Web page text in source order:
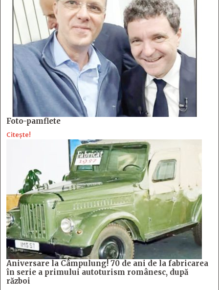
Foto-pamflete
Citește!
Aniversare la Câmpulung! 70 de ani de la fabricarea
în serie a primului autoturism românesc, după
război